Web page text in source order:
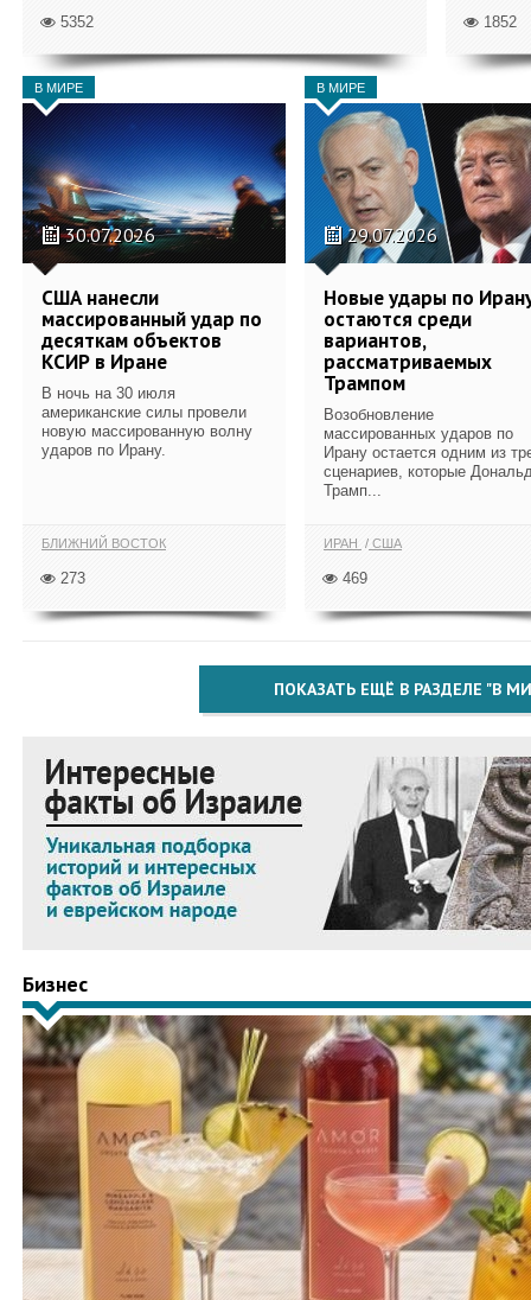
5352 1852
В МИРЕ
30.07.2026
США нанесли
массированный удар по
десяткам объектов
КСИР в Иране
В ночь на 30 июля
американские силы провели
новую массированную волну
ударов по Ирану.
БЛИЖНИЙ ВОСТОК
273
В МИРЕ
29.07.2026
Новые удары по
остаются среди
вариантов,
рассматриваемых
Трампом
Возобновление
массированных ударов по
Ирану остается одним из
сценариев, которые
Трамп...
ИРАН США
469
ПОКАЗАТЬ ЕЩЁ В РАЗДЕЛЕ "В
Бизнес